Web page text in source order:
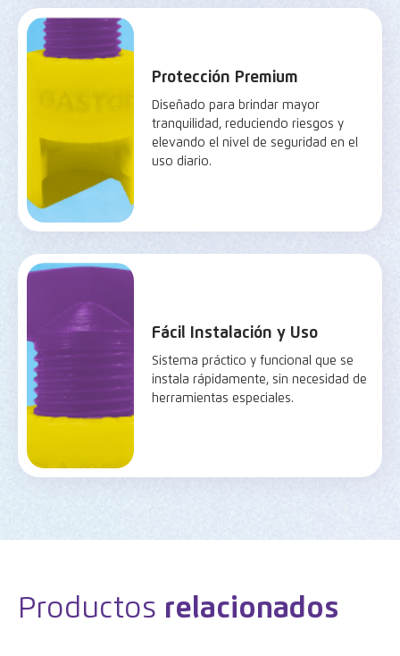
Protección Premium
Diseñado para brindar mayor
tranquilidad, reduciendo riesgos y
elevando el nivel de seguridad en el
uso diario.
Fácil Instalación y Uso
Sistema práctico y funcional que se
instala rápidamente, sin necesidad de
herramientas especiales.
Productos relacionados